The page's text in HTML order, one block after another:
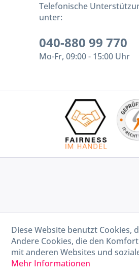
Telefonische
unter:
040-880 99 770
Mo-Fr, 09:00 - 15:00 Uhr
Diese Website benutzt
Andere Cookies, die den
mit anderen Websites und
Mehr Informationen